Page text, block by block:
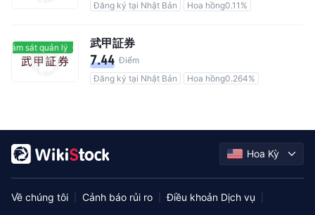
Đăng ký tại Nhật Bản
Hoa hồng0.11%
sát quản lý Có giám sát quản lý
武甲証券
7.44 Điểm
Đăng ký tại Nhật Bản
Hoa hồng0.264%
Hoa Kỳ
Về chúng tôi Cảnh báo rủi ro Điều khoản Dịch vụ